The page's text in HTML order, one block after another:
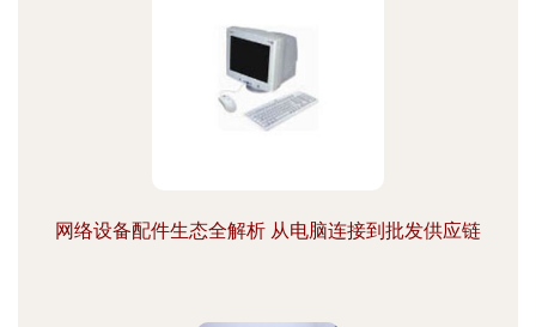
网络设备配件生态全解析 从电脑连接到批发供应链